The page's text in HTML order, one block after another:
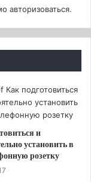
выполненным
то
В
авторизоваться.
и
установить в
розетку